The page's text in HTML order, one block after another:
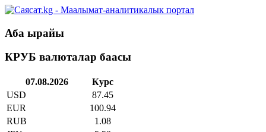
Аба ырайы
КРУБ валюталар баасы
07.08.2026
Курс
USD
87.45
EUR
100.94
RUB
1.08